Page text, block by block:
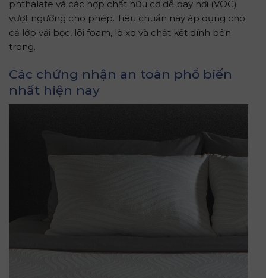
phthalate và các hợp chất hữu cơ dễ bay hơi (VOC)
vượt ngưỡng cho phép. Tiêu chuẩn này áp dụng cho
cả lớp vải bọc, lõi foam, lò xo và chất kết dính bên
trong.
Các chứng nhận an toàn phổ biến
nhất hiện nay